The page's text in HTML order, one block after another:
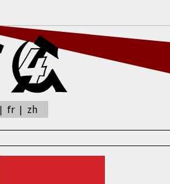
fr zh